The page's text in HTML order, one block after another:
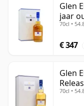
Glen
jaar
70cl •
€ 347
Glen
70cl •